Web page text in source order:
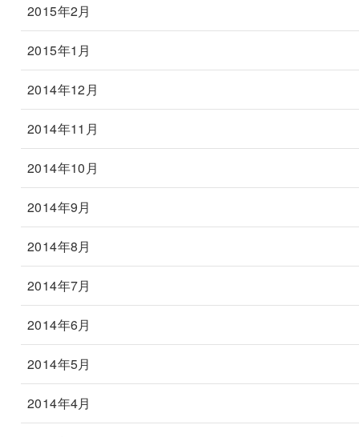
2015年2月
2015年1月
2014年12月
2014年11月
2014年10月
2014年9月
2014年8月
2014年7月
2014年6月
2014年5月
2014年4月